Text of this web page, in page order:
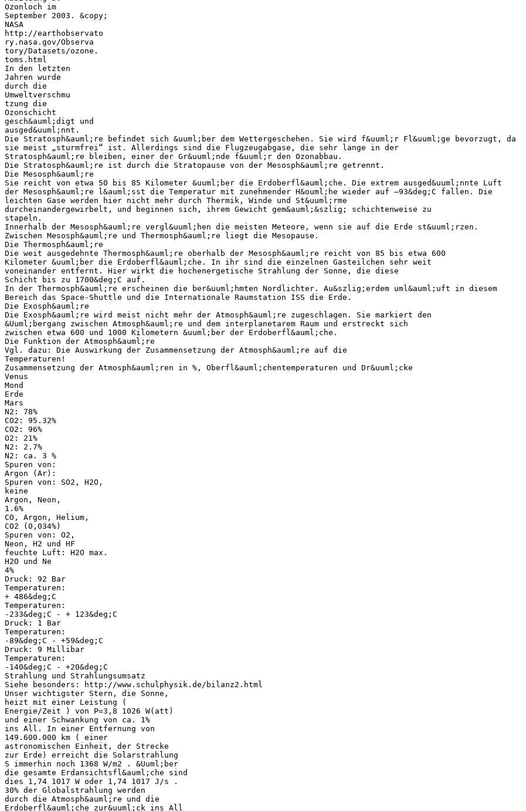
Ozonloch im
September 2003. &copy;
NASA
http://earthobservato
ry.nasa.gov/Observa
tory/Datasets/ozone.
toms.html
In den letzten
Jahren wurde
durch die
Umweltverschmu
tzung die
Ozonschicht
gesch&auml;digt und
ausged&uuml;nnt.
Die Stratosph&auml;re befindet sich &uuml;ber dem Wettergeschehen. Sie wird f&uuml;r Fl&uuml;ge bevorzugt, da
sie meist „sturmfrei“ ist. Allerdings sind die Flugzeugabgase, die sehr lange in der
Stratosph&auml;re bleiben, einer der Gr&uuml;nde f&uuml;r den Ozonabbau.
Die Stratosph&auml;re ist durch die Stratopause von der Mesosph&auml;re getrennt.
Die Mesosph&auml;re
Sie reicht von etwa 50 bis 85 Kilometer &uuml;ber die Erdoberfl&auml;che. Die extrem ausged&uuml;nnte Luft
der Mesosph&auml;re l&auml;sst die Temperatur mit zunehmender H&ouml;he wieder auf –93&deg;C fallen. Die
leichten Gase werden hier nicht mehr durch Thermik, Winde und St&uuml;rme
durcheinandergewirbelt, und beginnen sich, ihrem Gewicht gem&auml;&szlig; schichtenweise zu
stapeln.
Innerhalb der Mesosph&auml;re vergl&uuml;hen die meisten Meteore, wenn sie auf die Erde st&uuml;rzen.
Zwischen Mesosph&auml;re und Thermosph&auml;re liegt die Mesopause.
Die Thermosph&auml;re
Die weit ausgedehnte Thermosph&auml;re oberhalb der Mesosph&auml;re reicht von 85 bis etwa 600
Kilometer &uuml;ber die Erdoberfl&auml;che. In ihr sind die einzelnen Gasteilchen sehr weit
voneinander entfernt. Hier wirkt die hochenergetische Strahlung der Sonne, die diese
Schicht bis zu 1700&deg;C auf.
In der Thermosph&auml;re erscheinen die ber&uuml;hmten Nordlichter. Au&szlig;erdem uml&auml;uft in diesem
Bereich das Space-Shuttle und die Internationale Raumstation ISS die Erde.
Die Exosph&auml;re
Die Exosph&auml;re wird meist nicht mehr der Atmosph&auml;re zugeschlagen. Sie markiert den
&Uuml;bergang zwischen Atmosph&auml;re und dem interplanetarem Raum und erstreckt sich
zwischen etwa 600 und 1000 Kilometern &uuml;ber der Erdoberfl&auml;che.
Die Funktion der Atmosph&auml;re
Vgl. dazu: Die Auswirkung der Zusammensetzung der Atmosph&auml;re auf die
Temperaturen!
Zusammensetzung der Atmosph&auml;ren in %, Oberfl&auml;chentemperaturen und Dr&uuml;cke
Venus
Mond
Erde
Mars
N2: 78%
CO2: 95.32%
CO2: 96%
O2: 21%
N2: 2.7%
N2: ca. 3 %
Spuren von:
Argon (Ar):
Spuren von: SO2, H2O,
keine
Argon, Neon,
1.6%
CO, Argon, Helium,
CO2 (0,034%)
Spuren von: O2,
Neon, H2 und HF
feuchte Luft: H2O max.
H2O und Ne
4%
Druck: 92 Bar
Temperaturen:
+ 486&deg;C
Temperaturen:
-233&deg;C - + 123&deg;C
Druck: 1 Bar
Temperaturen:
-89&deg;C - +59&deg;C
Druck: 9 Millibar
Temperaturen:
-140&deg;C - +20&deg;C
Strahlung und Strahlungsumsatz
Siehe besonders: http://www.schulphysik.de/bilanz2.html
Unser wichtigster Stern, die Sonne,
heizt mit einer Leistung (
Energie/Zeit ) von P=3,8 1026 W(att)
und einer Schwankung von ca. 1%
ins All. In einer Entfernung von
149.600.000 km ( einer
astronomischen Einheit, der Strecke
zur Erde) erreicht die Solarstrahlung
S immerhin noch 1368 W/m2 . &Uuml;ber
die gesamte Erdansichtsfl&auml;che sind
dies 1,74 1017 W oder 1,74 1017 J/s .
30% der Globalstrahlung werden
durch die Atmosph&auml;re und die
Erdoberfl&auml;che zur&uuml;ck ins All